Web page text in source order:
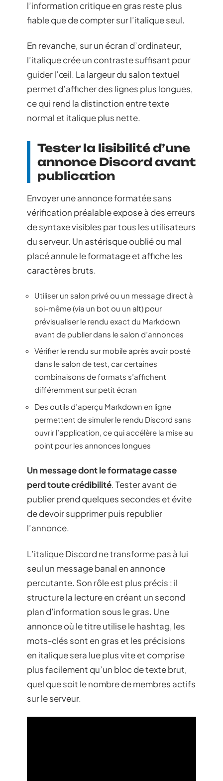
l’information critique en gras reste plus
fiable que de compter sur l’italique seul.
En revanche, sur un écran d’ordinateur,
l’italique crée un contraste suffisant pour
guider l’œil. La largeur du salon textuel
permet d’afficher des lignes plus longues,
ce qui rend la distinction entre texte
normal et italique plus nette.
Tester la lisibilité d’une
annonce Discord avant
publication
Envoyer une annonce formatée sans
vérification préalable expose à des erreurs
de syntaxe visibles par tous les utilisateurs
du serveur. Un astérisque oublié ou mal
placé annule le formatage et affiche les
caractères bruts.
Utiliser un salon privé ou un message direct à
soi-même (via un bot ou un alt) pour
prévisualiser le rendu exact du Markdown
avant de publier dans le salon d’annonces
Vérifier le rendu sur mobile après avoir posté
dans le salon de test, car certaines
combinaisons de formats s’affichent
différemment sur petit écran
Des outils d’aperçu Markdown en ligne
permettent de simuler le rendu Discord sans
ouvrir l’application, ce qui accélère la mise au
point pour les annonces longues
Un message dont le formatage casse
perd toute crédibilité. Tester avant de
publier prend quelques secondes et évite
de devoir supprimer puis republier
l’annonce.
L’italique Discord ne transforme pas à lui
seul un message banal en annonce
percutante. Son rôle est plus précis : il
structure la lecture en créant un second
plan d’information sous le gras. Une
annonce où le titre utilise le hashtag, les
mots-clés sont en gras et les précisions
en italique sera lue plus vite et comprise
plus facilement qu’un bloc de texte brut,
quel que soit le nombre de membres actifs
sur le serveur.